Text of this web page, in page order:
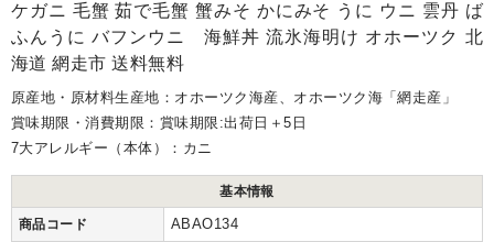
ケガニ 毛蟹 茹で毛蟹 蟹みそ かにみそ うに ウニ 雲丹 ば
ふんうに バフンウニ 海鮮丼 流氷海明け オホーツク 北
海道 網走市 送料無料
原産地・原材料生産地：オホーツク海産、オホーツク海「網走産」
賞味期限・消費期限：賞味期限:出荷日＋5日
7大アレルギー（本体）：カニ
基本情報
商品コード ABAO134